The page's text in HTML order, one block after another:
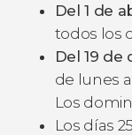
Del 1 de
todos los
Del 19 de
de lunes a
Los
Los días